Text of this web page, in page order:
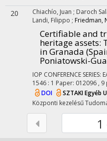
20 Chiachío, Juan ; Daroch
Landi, Filippo ; Friedman,
Certifiable and
heritage assets:
in Granada
Poniatowski-
IOP CONFERENCE SERIES:
1546 : 1 Paper: 012096 , 9
DOI
SZTAKIEgyéb
Központi kezelésű
1